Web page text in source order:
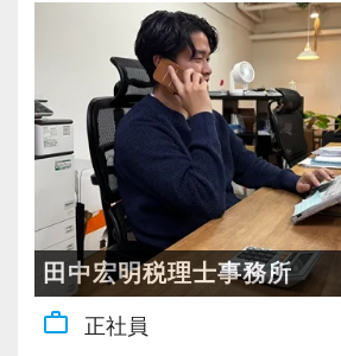
なか手を挙げられなくても、
て「やってみて！」と任せて
心して飛び込んできてください
敗を恐れずに目標に向かって
とができます。
【現役スタッフの声】
前職は小規模な事務所で、な
ことができませんでした。
代表が高齢で新しいお客様も
後のキャリアを考えて転職を
社しました。
た実績が当社にはあります！
実践型インターンを通して学
ことができない知識と実務を
ができます。
インターン終了後は新卒採用
ます。26卒のインターン生も入
【各種社会保険完備、ユニーク
り】
お客様に満足していただくこ
れる方を求めています。
スキルと経験に合わせてキャ
部下のマネジメントも少しず
を持っていけるよう私たちも
す。
最初は自信が無くても意欲があ
す。
一緒に事務所を盛り立てていた
17年間に及ぶ運営の中で、東
都心部から周辺エリアに至る
のお客様とのご縁が誕生した場
創業当時から現在までずっと
お客様が多く、他の拠点より
フの距離感が近いという特徴が
そんなお客様に寄り添い、頼れ
して専門性を活かしたい方に
たいオフィスです。
取得を目指して勉強中の方な
ンバーが在籍しています。
これまで業界未経験で入社さ
活かして入社された方も活躍し
そんな当事務所では、どのよ
て長く働ける税理士事務所を
目標にしています。
この業界では、AIやデジタルの
んでいます。
当事務所では早い段階から、業
田中宏明税理士事務所
work_outline 正社員